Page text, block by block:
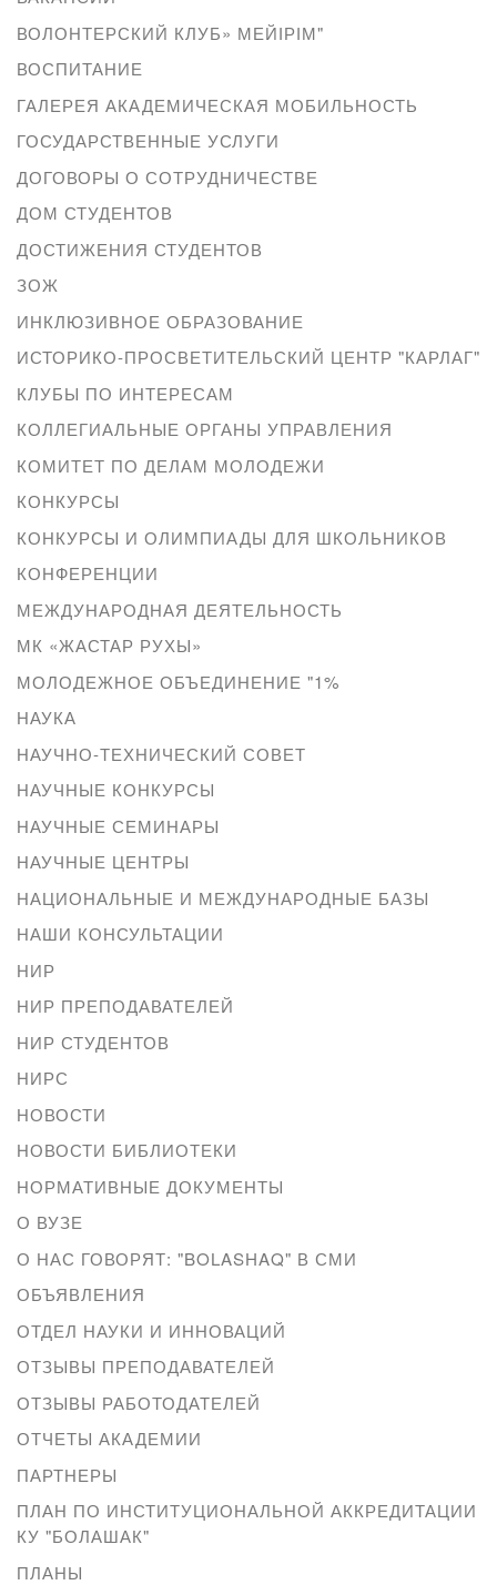
ВОЛОНТЕРСКИЙ КЛУБ» МЕЙІРІМ"
ВОСПИТАНИЕ
ГАЛЕРЕЯ АКАДЕМИЧЕСКАЯ МОБИЛЬНОСТЬ
ГОСУДАРСТВЕННЫЕ УСЛУГИ
ДОГОВОРЫ О СОТРУДНИЧЕСТВЕ
ДОМ СТУДЕНТОВ
ДОСТИЖЕНИЯ СТУДЕНТОВ
ЗОЖ
ИНКЛЮЗИВНОЕ ОБРАЗОВАНИЕ
ИСТОРИКО-ПРОСВЕТИТЕЛЬСКИЙ ЦЕНТР "КАРЛАГ"
КЛУБЫ ПО ИНТЕРЕСАМ
КОЛЛЕГИАЛЬНЫЕ ОРГАНЫ УПРАВЛЕНИЯ
КОМИТЕТ ПО ДЕЛАМ МОЛОДЕЖИ
КОНКУРСЫ
КОНКУРСЫ И ОЛИМПИАДЫ ДЛЯ ШКОЛЬНИКОВ
КОНФЕРЕНЦИИ
МЕЖДУНАРОДНАЯ ДЕЯТЕЛЬНОСТЬ
МК «ЖАСТАР РУХЫ»
МОЛОДЕЖНОЕ ОБЪЕДИНЕНИЕ "1%
НАУКА
НАУЧНО-ТЕХНИЧЕСКИЙ СОВЕТ
НАУЧНЫЕ КОНКУРСЫ
НАУЧНЫЕ СЕМИНАРЫ
НАУЧНЫЕ ЦЕНТРЫ
НАЦИОНАЛЬНЫЕ И МЕЖДУНАРОДНЫЕ БАЗЫ
НАШИ КОНСУЛЬТАЦИИ
НИР
НИР ПРЕПОДАВАТЕЛЕЙ
НИР СТУДЕНТОВ
НИРС
НОВОСТИ
НОВОСТИ БИБЛИОТЕКИ
НОРМАТИВНЫЕ ДОКУМЕНТЫ
О ВУЗЕ
О НАС ГОВОРЯТ: "BOLASHAQ" В СМИ
ОБЪЯВЛЕНИЯ
ОТДЕЛ НАУКИ И ИННОВАЦИЙ
ОТЗЫВЫ ПРЕПОДАВАТЕЛЕЙ
ОТЗЫВЫ РАБОТОДАТЕЛЕЙ
ОТЧЕТЫ АКАДЕМИИ
ПАРТНЕРЫ
ПЛАН ПО ИНСТИТУЦИОНАЛЬНОЙ АККРЕДИТАЦИИ
КУ "БОЛАШАК"
ПЛАНЫ